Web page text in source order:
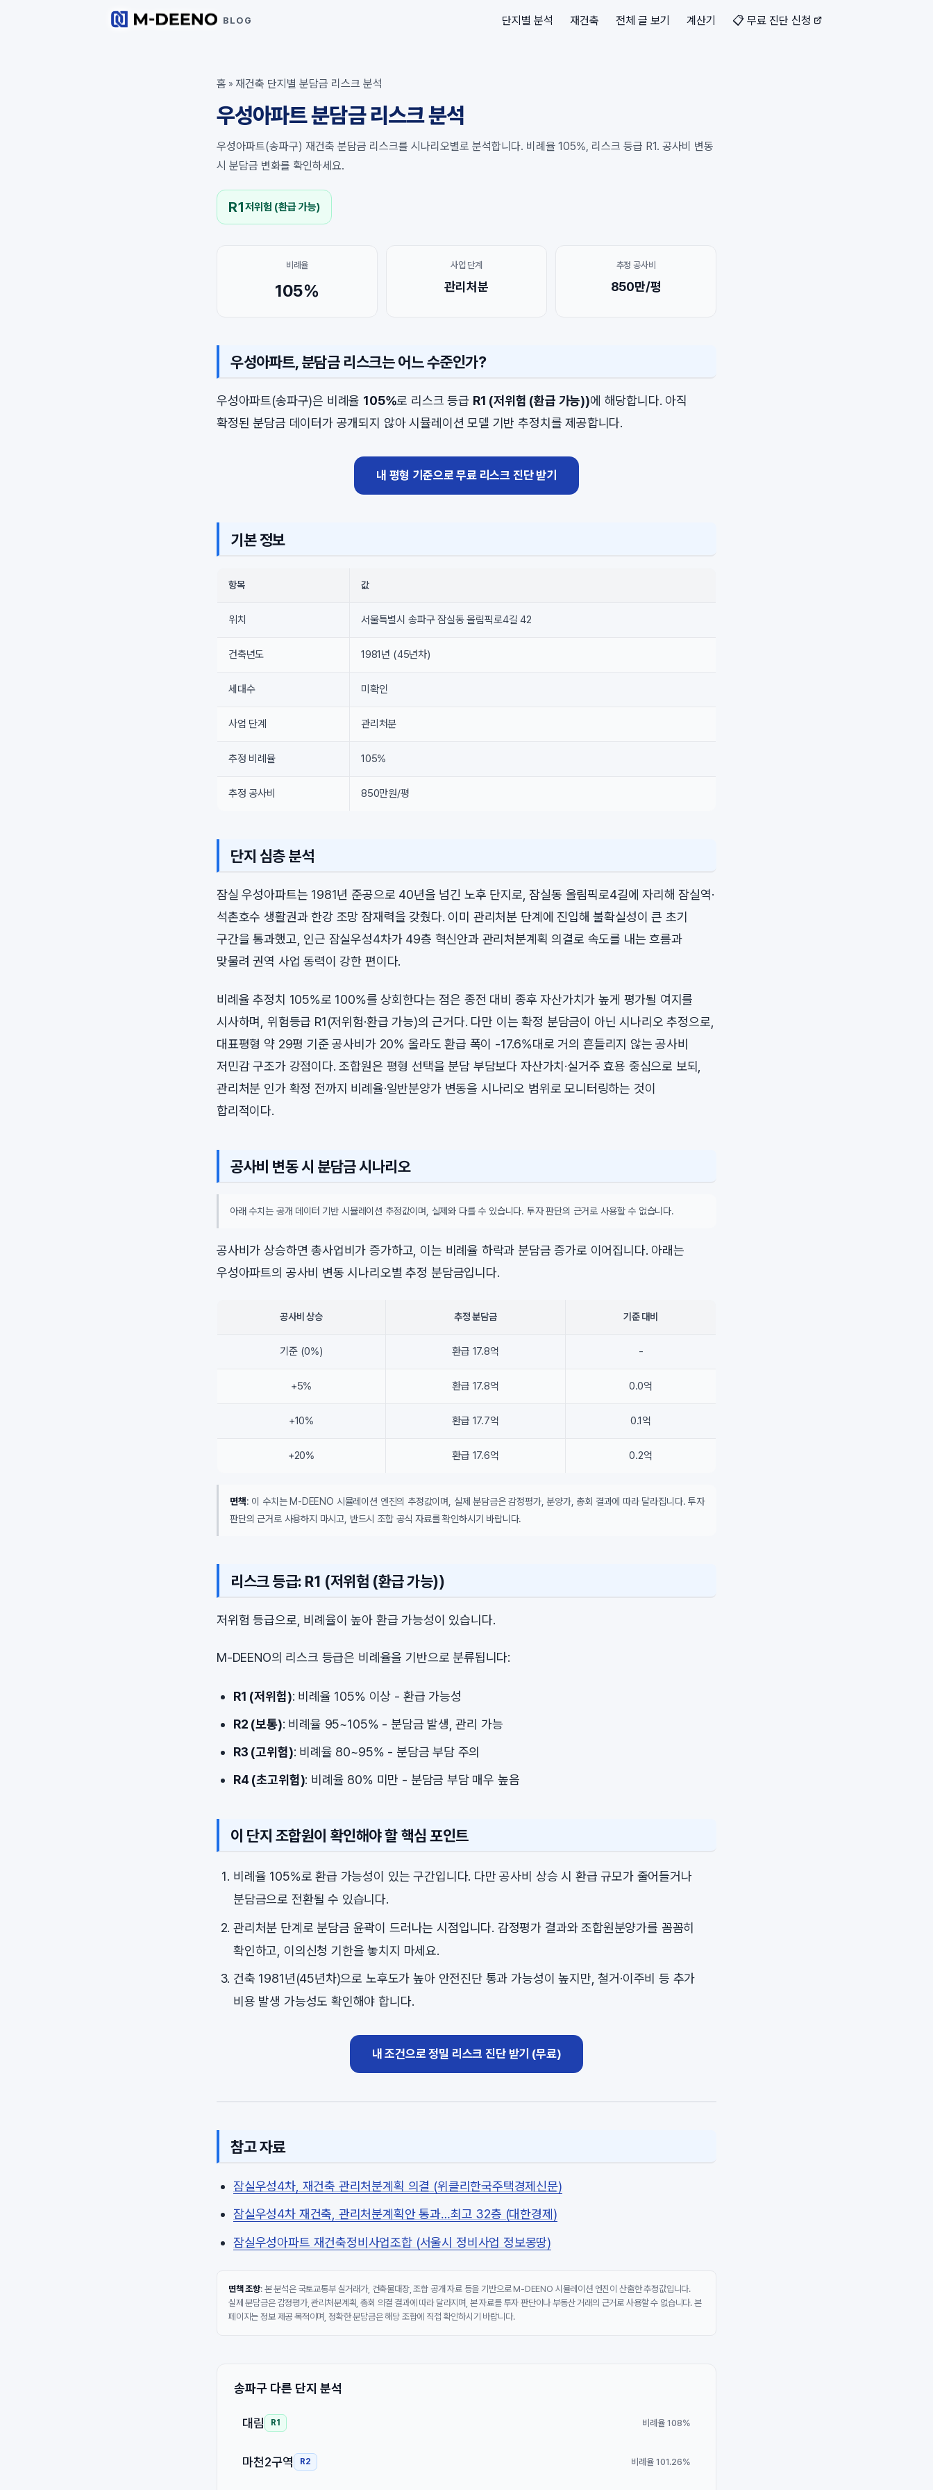
BLOG 단지별 분석 재건축 전체 글 보기 계산기 📋 무료 진단 신청
홈 » 재건축 단지별 분담금 리스크 분석
우성아파트 분담금 리스크 분석
우성아파트(송파구) 재건축 분담금 리스크를 시나리오별로 분석합니다. 비례율 105%, 리스크 등급 R1. 공사비 변동
시 분담금 변화를 확인하세요.
R1저위험 (환급 가능)
비례율
105%
사업 단계
관리처분
추정 공사비
850만/평
우성아파트, 분담금 리스크는 어느 수준인가?
우성아파트(송파구)은 비례율 105%로 리스크 등급 R1 (저위험 (환급 가능))에 해당합니다. 아직
확정된 분담금 데이터가 공개되지 않아 시뮬레이션 모델 기반 추정치를 제공합니다.
내 평형 기준으로 무료 리스크 진단 받기
기본 정보
항목 값
위치 서울특별시 송파구 잠실동 올림픽로4길 42
건축년도 1981년 (45년차)
세대수 미확인
사업 단계 관리처분
추정 비례율 105%
추정 공사비 850만원/평
단지 심층 분석
잠실 우성아파트는 1981년 준공으로 40년을 넘긴 노후 단지로, 잠실동 올림픽로4길에 자리해 잠실역·
석촌호수 생활권과 한강 조망 잠재력을 갖췄다. 이미 관리처분 단계에 진입해 불확실성이 큰 초기
구간을 통과했고, 인근 잠실우성4차가 49층 혁신안과 관리처분계획 의결로 속도를 내는 흐름과
맞물려 권역 사업 동력이 강한 편이다.
비례율 추정치 105%로 100%를 상회한다는 점은 종전 대비 종후 자산가치가 높게 평가될 여지를
시사하며, 위험등급 R1(저위험·환급 가능)의 근거다. 다만 이는 확정 분담금이 아닌 시나리오 추정으로,
대표평형 약 29평 기준 공사비가 20% 올라도 환급 폭이 -17.6%대로 거의 흔들리지 않는 공사비
저민감 구조가 강점이다. 조합원은 평형 선택을 분담 부담보다 자산가치·실거주 효용 중심으로 보되,
관리처분 인가 확정 전까지 비례율·일반분양가 변동을 시나리오 범위로 모니터링하는 것이
합리적이다.
공사비 변동 시 분담금 시나리오
아래 수치는 공개 데이터 기반 시뮬레이션 추정값이며, 실제와 다를 수 있습니다. 투자 판단의 근거로 사용할 수 없습니다.
공사비가 상승하면 총사업비가 증가하고, 이는 비례율 하락과 분담금 증가로 이어집니다. 아래는
우성아파트의 공사비 변동 시나리오별 추정 분담금입니다.
공사비 상승 추정 분담금 기준 대비
기준 (0%) 환급 17.8억 -
+5% 환급 17.8억 0.0억
+10% 환급 17.7억 0.1억
+20% 환급 17.6억 0.2억
면책: 이 수치는 M-DEENO 시뮬레이션 엔진의 추정값이며, 실제 분담금은 감정평가, 분양가, 총회 결과에 따라 달라집니다. 투자
판단의 근거로 사용하지 마시고, 반드시 조합 공식 자료를 확인하시기 바랍니다.
리스크 등급: R1 (저위험 (환급 가능))
저위험 등급으로, 비례율이 높아 환급 가능성이 있습니다.
M-DEENO의 리스크 등급은 비례율을 기반으로 분류됩니다:
R1 (저위험): 비례율 105% 이상 - 환급 가능성
R2 (보통): 비례율 95~105% - 분담금 발생, 관리 가능
R3 (고위험): 비례율 80~95% - 분담금 부담 주의
R4 (초고위험): 비례율 80% 미만 - 분담금 부담 매우 높음
이 단지 조합원이 확인해야 할 핵심 포인트
비례율 105%로 환급 가능성이 있는 구간입니다. 다만 공사비 상승 시 환급 규모가 줄어들거나
분담금으로 전환될 수 있습니다.
관리처분 단계로 분담금 윤곽이 드러나는 시점입니다. 감정평가 결과와 조합원분양가를 꼼꼼히
확인하고, 이의신청 기한을 놓치지 마세요.
건축 1981년(45년차)으로 노후도가 높아 안전진단 통과 가능성이 높지만, 철거·이주비 등 추가
비용 발생 가능성도 확인해야 합니다.
내 조건으로 정밀 리스크 진단 받기 (무료)
참고 자료
잠실우성4차, 재건축 관리처분계획 의결 (위클리한국주택경제신문)
잠실우성4차 재건축, 관리처분계획안 통과…최고 32층 (대한경제)
잠실우성아파트 재건축정비사업조합 (서울시 정비사업 정보몽땅)
면책 조항: 본 분석은 국토교통부 실거래가, 건축물대장, 조합 공개 자료 등을 기반으로 M-DEENO 시뮬레이션 엔진이 산출한 추정값입니다.
실제 분담금은 감정평가, 관리처분계획, 총회 의결 결과에 따라 달라지며, 본 자료를 투자 판단이나 부동산 거래의 근거로 사용할 수 없습니다. 본
페이지는 정보 제공 목적이며, 정확한 분담금은 해당 조합에 직접 확인하시기 바랍니다.
송파구 다른 단지 분석
대림 R1 비례율 108%
마천2구역 R2 비례율 101.26%